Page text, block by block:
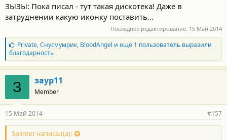
ЗЫЗЫ: Пока писал - тут такая дискотека! Даже в
затруднении какую иконку поставить...
Последнее редактирование: 15 Май 2014
Б
л
а
г
о
д
а
р
о
с
т
Private,Снусмумрик, BloodAngel и ещё 1 пользователь выразили
благодарность
З заур11
Member
15 Май 2014 #157
Splinter написал(а):